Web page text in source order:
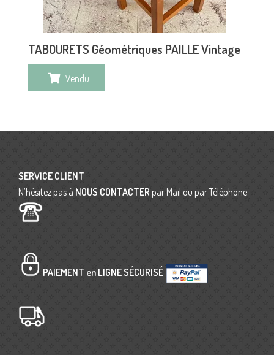
TABOURETS Géométriques PAILLE Vintage
Vendu
SERVICE CLIENT
N’hésitez pas à NOUS CONTACTER par Mail ou par Téléphone
PAIEMENT en LIGNE SÉCURISÉ